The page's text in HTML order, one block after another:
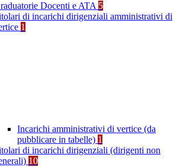
Docenti e ATA 5
di incarichi dirigenziali amministrativi di
1
Incarichi amministrativi di vertice (da
pubblicare in tabelle) 1
di incarichi dirigenziali (dirigenti non
10